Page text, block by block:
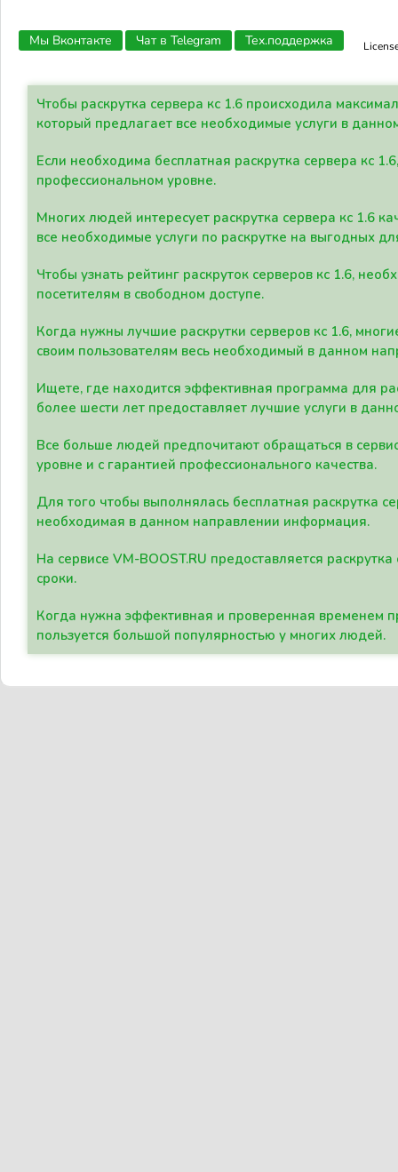
Мы Вконтакте Чат в Telegram Тех.поддержка
Чтобы раскрутка сервера кс 1.6 происходила
который предлагает все необходимые услуги в
Если необходима бесплатная раскрутка сервера кс
профессиональном уровне.
Многих людей интересует раскрутка сервера кс 1.6
все необходимые услуги по раскрутке на выгодных
Чтобы узнать рейтинг раскруток серверов кс 1.6,
посетителям в свободном доступе.
Когда нужны лучшие раскрутки серверов кс 1.6,
своим пользователям весь необходимый в данном
Ищете, где находится эффективная программа для
более шести лет предоставляет лучшие услуги в
Все больше людей предпочитают обращаться в
уровне и с гарантией профессионального качества.
Для того чтобы выполнялась бесплатная раскрутка
необходимая в данном направлении информация.
На сервисе VM-BOOST.RU предоставляется
сроки.
Когда нужна эффективная и проверенная временем
пользуется большой популярностью у многих людей.